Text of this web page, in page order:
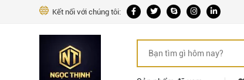
Kết nối với chúng tôi: